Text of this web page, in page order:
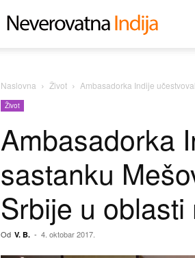
Naslovna Život Ambasadorka Indije
Život
Ambasadorka
sastanku
Srbije u
Od V. B. - 4. oktobar 2017.